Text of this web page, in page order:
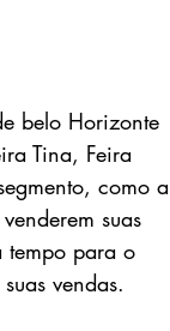
belo Horizonte
Tina, Feira
como a
suas
tempo para o
vendas.